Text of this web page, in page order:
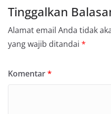
Tinggalkan
Alamat email Anda tidak
yang wajib ditandai *
Komentar*